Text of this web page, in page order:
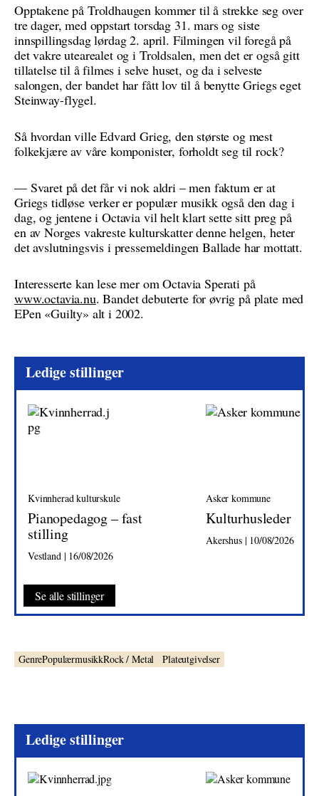
Opptakene på Troldhaugen kommer til å strekke seg over
tre dager, med oppstart torsdag 31. mars og siste
innspillingsdag lørdag 2. april. Filmingen vil foregå på
det vakre utearealet og i Troldsalen, men det er også gitt
tillatelse til å filmes i selve huset, og da i selveste
salongen, der bandet har fått lov til å benytte Griegs eget
Steinway-flygel.
Så hvordan ville Edvard Grieg, den største og mest
folkekjære av våre komponister, forholdt seg til rock?
— Svaret på det får vi nok aldri – men faktum er at
Griegs tidløse verker er populær musikk også den dag i
dag, og jentene i Octavia vil helt klart sette sitt preg på
en av Norges vakreste kulturskatter denne helgen, heter
det avslutningsvis i pressemeldingen Ballade har mottatt.
Interesserte kan lese mer om Octavia Sperati på
www.octavia.nu. Bandet debuterte for øvrig på plate med
EPen «Guilty» alt i 2002.
Ledige stillinger
Kvinnherad kulturskule
Pianopedagog – fast
stilling
Vestland | 16/08/2026
Asker kommune
Kulturhusleder
Akershus | 10/08/2026
Se alle stillinger
GenrePopulærmusikkRock / Metal Plateutgivelser
Ledige stillinger